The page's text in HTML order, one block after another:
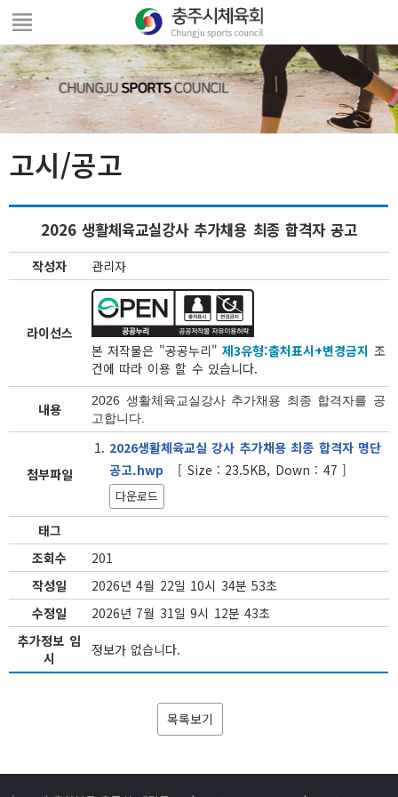
고시/공고
2026 생활체육교실강사 추가채용 최종 합격자 공고
작성자 관리자
라이선스
본 저작물은 "공공누리"제3유형:출처표시+변경금지 조
건에 따라 이용 할 수 있습니다.
내용
2026 생활체육교실강사 추가채용 최종 합격자를 공
고합니다.
첨부파일
2026생활체육교실 강사 추가채용 최종 합격자 명단
공고.hwp [ Size : 23.5KB, Down : 47 ]
다운로드
태그
조회수
201
작성일
2026년 4월 22일 10시 34분 53초
수정일
2026년 7월 31일 9시 12분 43초
추가정보 임
시
정보가 없습니다.
목록보기